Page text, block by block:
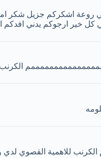
روعة اشكركم جزيل شكر
كل خير ارجوكم يدني افدكم
الكرنب
للاهمية القصوي لدي